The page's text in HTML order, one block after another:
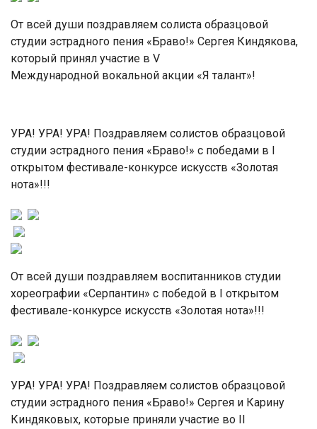
От всей души поздравляем солиста образцовой
студии эстрадного пения «Браво!» Сергея Киндякова,
который принял участие в V
Международной вокальной акции «Я талант»!
УРА! УРА! УРА! Поздравляем солистов образцовой
студии эстрадного пения «Браво!» с победами в I
открытом фестивале-конкурсе искусств «Золотая
нота»!!!
От всей души поздравляем воспитанников студии
хореографии «Серпантин» с победой в I открытом
фестивале-конкурсе искусств «Золотая нота»!!!
УРА! УРА! УРА! Поздравляем солистов образцовой
студии эстрадного пения «Браво!» Сергея и Карину
Киндяковых, которые приняли участие во II